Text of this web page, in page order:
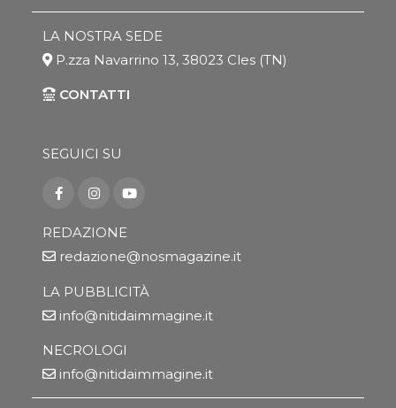
LA NOSTRA SEDE
P.zza Navarrino 13, 38023 Cles (TN)
CONTATTI
SEGUICI SU
REDAZIONE
redazione@nosmagazine.it
LA PUBBLICITÀ
info@nitidaimmagine.it
NECROLOGI
info@nitidaimmagine.it